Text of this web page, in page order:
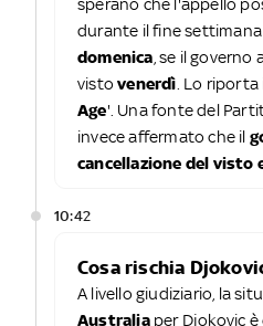
durante il fine settimana
domenica , se il
vistovenerdì . Lo
Age'. Una fonte del
invece affermato che il
cancellazione del visto
10:42
Cosa rischia
A livello giudiziario, la
Australia per Djokovic